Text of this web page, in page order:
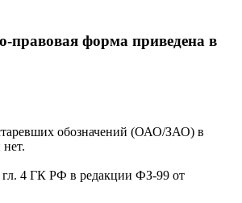
правовая форма приведена в
обозначений (ОАО/ЗАО) в
гл. 4 ГК РФ в редакции ФЗ-99 от